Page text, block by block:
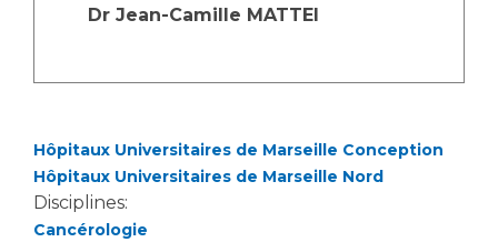
Accueil sourds et malentendants
Charte Romain Jacob
Mouvement Parcours Handicap 13
Professionnels de santé
Adresser un patient
Réseaux de soins
Dr Jean-Camille MATTEI
Hôpitaux Universitaires de Marseille Conception
Hôpitaux Universitaires de Marseille Nord
Disciplines:
Cancérologie